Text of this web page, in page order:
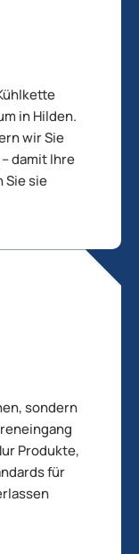
in Hilden.
wir Sie
damit Ihre
Sie sie
sondern
Produkte,
für